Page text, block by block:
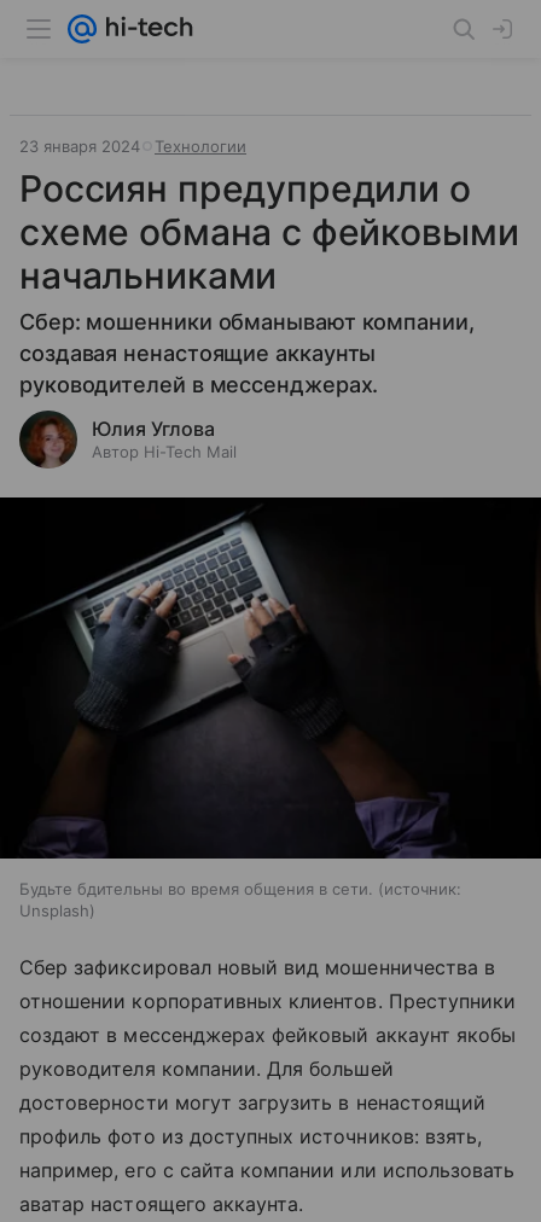
23 января 2024 Технологии
Россиян предупредили о
схеме обмана с фейковыми
начальниками
Сбер: мошенники обманывают компании,
создавая ненастоящие аккаунты
руководителей в мессенджерах.
Юлия Углова
Автор Hi-Tech Mail
Будьте бдительны во время общения в сети.
источник:
Unsplash
Сбер зафиксировал новый вид мошенничества в
отношении корпоративных клиентов. Преступники
создают в мессенджерах фейковый аккаунт якобы
руководителя компании. Для большей
достоверности могут загрузить в ненастоящий
профиль фото из доступных источников: взять,
например, его с сайта компании или использовать
аватар настоящего аккаунта.